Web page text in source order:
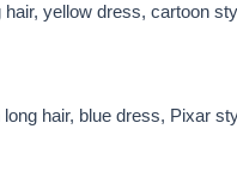
yellow dress, cartoon
hair, blue dress, Pixar